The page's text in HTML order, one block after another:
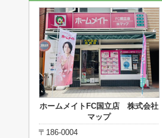
ホームメイトFC国立店 株式会社
マップ
〒186-0004